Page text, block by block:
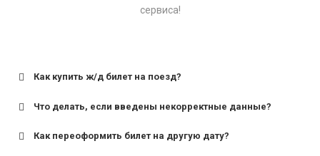
сервиса!
Как купить ж/д билет на поезд?
Что делать, если введены некорректные данные?
Как переоформить билет на другую дату?